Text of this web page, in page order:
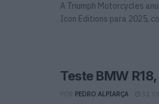
A Triumph Motorcycles
Icon Editions para 2025,
Teste BMW
PEDRO ALPIARÇA 31